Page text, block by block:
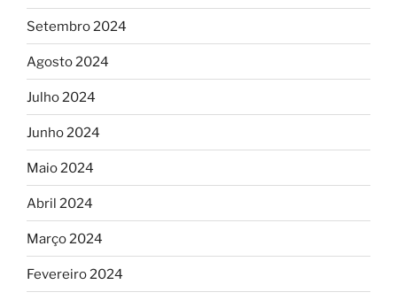
Setembro 2024
Agosto 2024
Julho 2024
Junho 2024
Maio 2024
Abril 2024
Março 2024
Fevereiro 2024